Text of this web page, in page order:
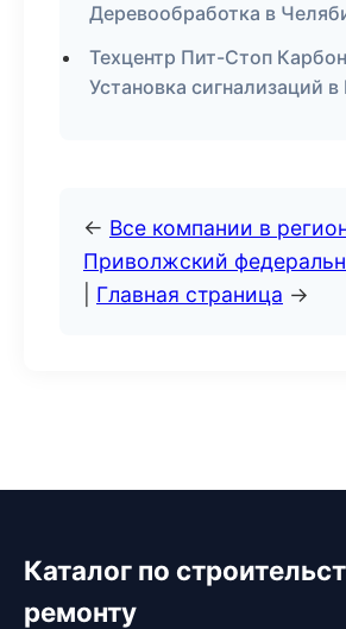
Деревообработка в
Техцентр Пит-Стоп
Установка сигнализаций
← Все компании в
Приволжский
Главная страница →
Каталог по
ремонту